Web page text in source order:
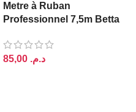
Metre à Ruban
Professionnel 7,5m Betta
د.م.